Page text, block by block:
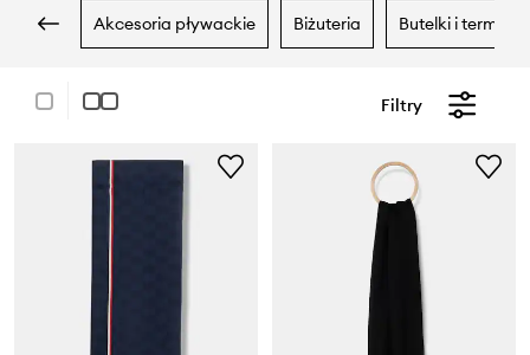
akcesoria pływackie biżuteria butelki i termosy
Filtry